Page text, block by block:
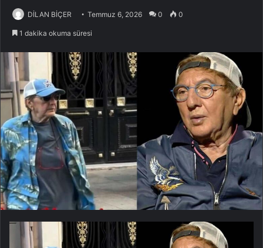
DİLAN BİÇER Temmuz 6, 2026 0 0
1 dakika okuma süresi